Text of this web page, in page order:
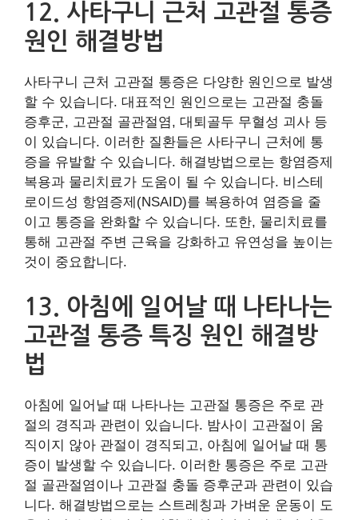
12. 사타구니 근처 고관절 통증
원인 해결방법
사타구니 근처 고관절 통증은 다양한 원인으로 발생
할 수 있습니다. 대표적인 원인으로는 고관절 충돌
증후군, 고관절 골관절염, 대퇴골두 무혈성 괴사 등
이 있습니다. 이러한 질환들은 사타구니 근처에 통
증을 유발할 수 있습니다. 해결방법으로는 항염증제
복용과 물리치료가 도움이 될 수 있습니다. 비스테
로이드성 항염증제(NSAID)를 복용하여 염증을 줄
이고 통증을 완화할 수 있습니다. 또한, 물리치료를
통해 고관절 주변 근육을 강화하고 유연성을 높이는
것이 중요합니다.
13. 아침에 일어날 때 나타나는
고관절 통증 특징 원인 해결방
법
아침에 일어날 때 나타나는 고관절 통증은 주로 관
절의 경직과 관련이 있습니다. 밤사이 고관절이 움
직이지 않아 관절이 경직되고, 아침에 일어날 때 통
증이 발생할 수 있습니다. 이러한 통증은 주로 고관
절 골관절염이나 고관절 충돌 증후군과 관련이 있습
니다. 해결방법으로는 스트레칭과 가벼운 운동이 도